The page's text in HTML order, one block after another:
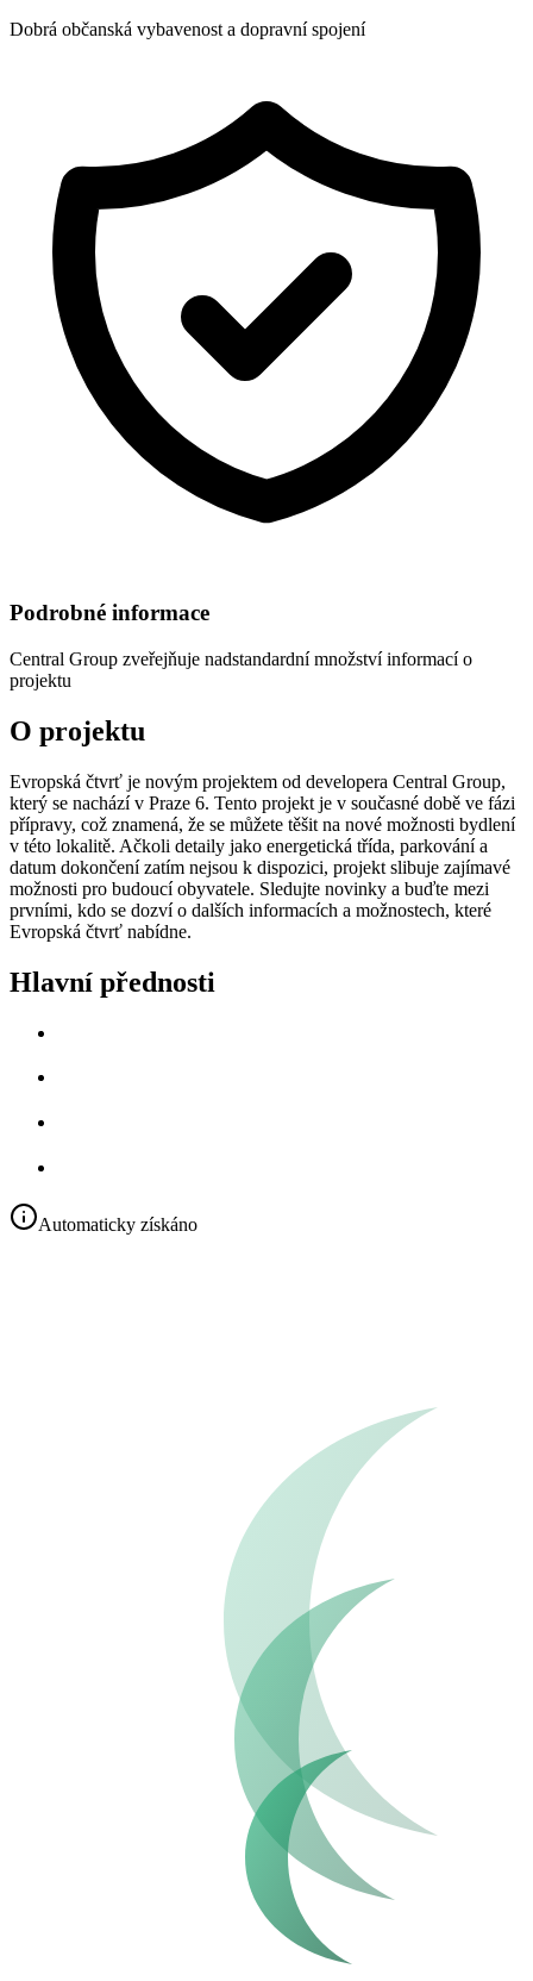
Dobrá občanská vybavenost a dopravní spojení
Podrobné informace
Central Group zveřejňuje nadstandardní množství informací o
projektu
O projektu
Evropská čtvrť je novým projektem od developera Central Group,
který se nachází v Praze 6. Tento projekt je v současné době ve fázi
přípravy, což znamená, že se můžete těšit na nové možnosti bydlení
v této lokalitě. Ačkoli detaily jako energetická třída, parkování a
datum dokončení zatím nejsou k dispozici, projekt slibuje zajímavé
možnosti pro budoucí obyvatele. Sledujte novinky a buďte mezi
prvními, kdo se dozví o dalších informacích a možnostech, které
Evropská čtvrť nabídne.
Hlavní přednosti
Automaticky získáno